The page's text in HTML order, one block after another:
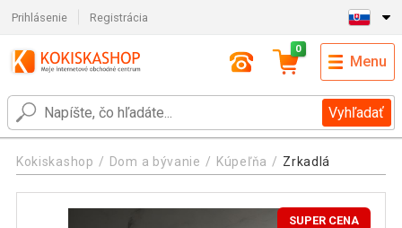
Prihlásenie Registrácia
Vyhľadať
0
Menu
Kokiskashop Dom a bývanie Kúpeľňa Zrkadlá
SUPER CENA